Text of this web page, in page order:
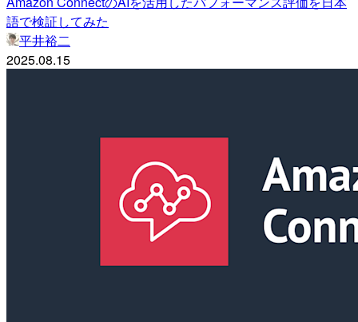
語で検証してみた
平井裕二
2025.08.15